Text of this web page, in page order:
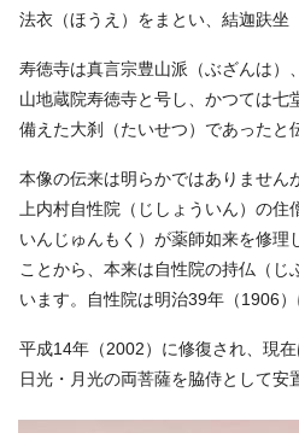
法衣（ほうえ）をまとい、結迦趺坐
寿徳寺は真言宗豊山派（ぶざんは）
山地蔵院寿徳寺と号し、かつては七
備えた大刹（たいせつ）であったと
本像の伝来は明らかではありません
上内村自性院（じしょういん）の
いんじゅんもく）が薬師如来を修理
ことから、本来は自性院の持仏（じ
います。自性院は明治39年（1906
平成14年（2002）に修復され、現
日光・月光の両菩薩を脇侍として安